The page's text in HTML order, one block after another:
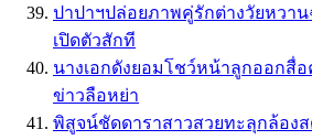
ปาปาฯปล่อยภาพคู่รักต่างวัยหวา
เปิดตัวสักที
นางเอกดังยอมโชว์หน้าลูกออกสื่
ข่าวลือหย่า
พิสูจน์ชัดดาราสาวสวยทะลุกล้องส